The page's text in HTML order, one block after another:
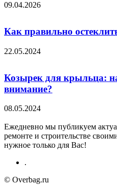
09.04.2026
Как правильно
22.05.2024
Козырек для крыльца:
внимание?
08.05.2024
Ежедневно мы публикуем
ремонте и строительстве
нужное только для Вас!
.
© Overbag.ru